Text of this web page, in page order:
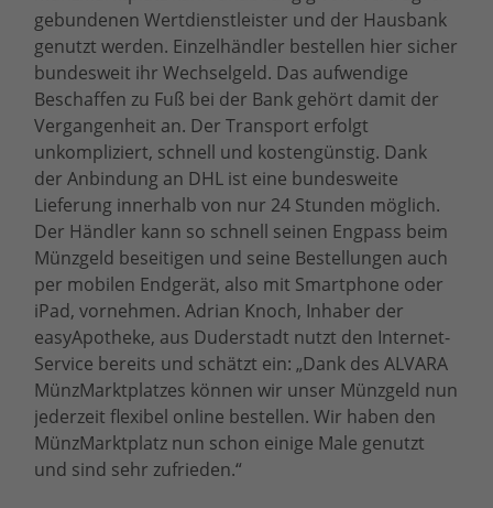
gebundenen Wertdienstleister und der Hausbank
genutzt werden. Einzelhändler bestellen hier sicher
bundesweit ihr Wechselgeld. Das aufwendige
Beschaffen zu Fuß bei der Bank gehört damit der
Vergangenheit an. Der Transport erfolgt
unkompliziert, schnell und kostengünstig. Dank
der Anbindung an DHL ist eine bundesweite
Lieferung innerhalb von nur 24 Stunden möglich.
Der Händler kann so schnell seinen Engpass beim
Münzgeld beseitigen und seine Bestellungen auch
per mobilen Endgerät, also mit Smartphone oder
iPad, vornehmen. Adrian Knoch, Inhaber der
easyApotheke, aus Duderstadt nutzt den Internet-
Service bereits und schätzt ein: „Dank des ALVARA
MünzMarktplatzes können wir unser Münzgeld nun
jederzeit flexibel online bestellen. Wir haben den
MünzMarktplatz nun schon einige Male genutzt
und sind sehr zufrieden.“